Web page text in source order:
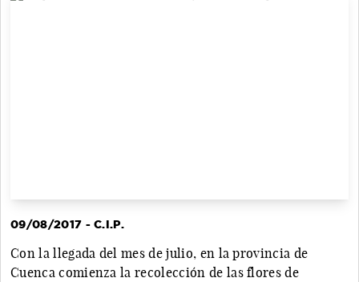
09/08/2017 - C.I.P.
Con la llegada del mes de julio, en la provincia de
Cuenca comienza la recolección de las flores de